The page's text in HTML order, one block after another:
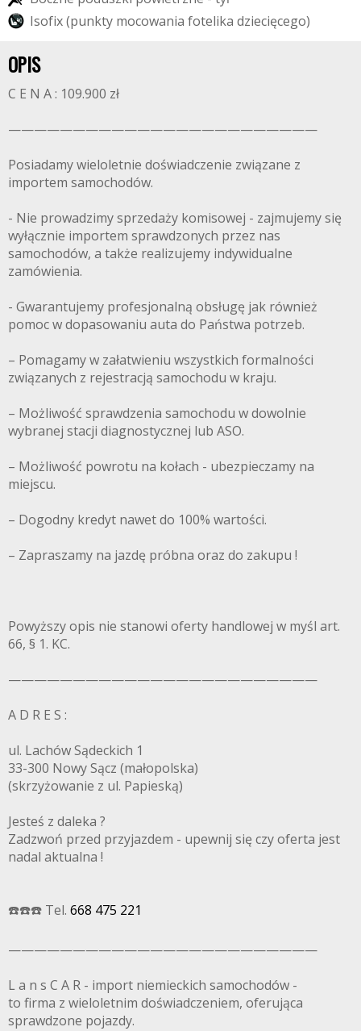
Isofix(punkty mocowania fotelika dziecięcego)
OPIS
C E N A : 109.900 zł
————————————————————————
Posiadamy wieloletnie doświadczenie związane z
importem samochodów.
- Nie prowadzimy sprzedaży komisowej - zajmujemy się
wyłącznie importem sprawdzonych przez nas
samochodów, a także realizujemy indywidualne
zamówienia.
- Gwarantujemy profesjonalną obsługę jak również
pomoc w dopasowaniu auta do Państwa potrzeb.
– Pomagamy w załatwieniu wszystkich formalności
związanych z rejestracją samochodu w kraju.
– Możliwość sprawdzenia samochodu w dowolnie
wybranej stacji diagnostycznej lub ASO.
– Możliwość powrotu na kołach - ubezpieczamy na
miejscu.
– Dogodny kredyt nawet do 100% wartości.
– Zapraszamy na jazdę próbna oraz do zakupu !
Powyższy opis nie stanowi oferty handlowej w myśl art.
66, § 1. KC.
————————————————————————
A D R E S :
ul. Lachów Sądeckich 1
33-300 Nowy Sącz (małopolska)
(skrzyżowanie z ul. Papieską)
Jesteś z daleka ?
Zadzwoń przed przyjazdem - upewnij się czy oferta jest
nadal aktualna !
☎️☎️☎️ Tel. 668 475 221
————————————————————————
L a n s C A R - import niemieckich samochodów -
to firma z wieloletnim doświadczeniem, oferująca
sprawdzone pojazdy.